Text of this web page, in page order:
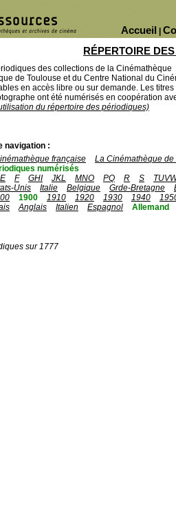
Accueil
RÉPERTOIRE
des collections de la Cinémathèque
de Toulouse et du Centre National du
en accès libre ou sur demande. Les titres
ont été numérisés en coopération
du répertoire des périodiques)
navigation :
française La Cinémathèque de
numérisés
F GHI JKL MNO PQ R S
Unis Italie Belgique Grde-Bretagne
1900 1910 1920 1930 1940
Anglais Italien Espagnol Allemand
sur 1777